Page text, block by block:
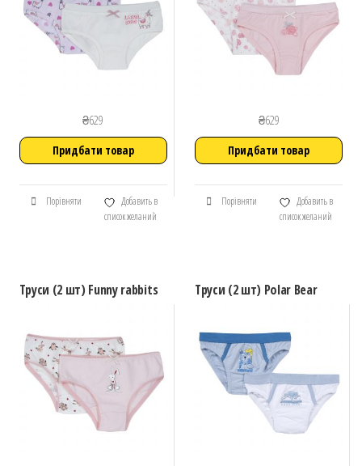
₴629
Придбати товар
Порівняти
Добавить в
список желаний
₴629
Придбати товар
Порівняти
Добавить в
список желаний
Труси (2 шт) Funny rabbits Труси (2 шт) Polar Bear